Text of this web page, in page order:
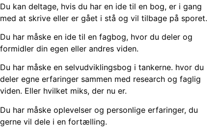
Du kan deltage, hvis du har en ide til en bog, er i gang
med at skrive eller er gået i stå og vil tilbage på sporet.
Du har måske en ide til en fagbog, hvor du deler og
formidler din egen eller andres viden.
Du har måske en selvudviklingsbog i tankerne. hvor du
deler egne erfaringer sammen med research og faglig
viden. Eller hvilket miks, der nu er.
Du har måske oplevelser og personlige erfaringer, du
gerne vil dele i en fortælling.